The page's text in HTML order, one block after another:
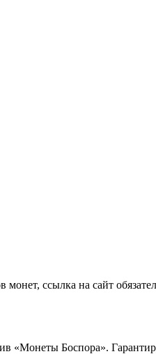
ссылка на сайт
«Монеты Боспора».